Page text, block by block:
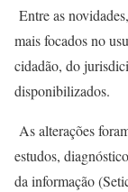
Entre as
mais focados no
cidadão, do
disponibilizados.
As alterações
estudos,
da informação